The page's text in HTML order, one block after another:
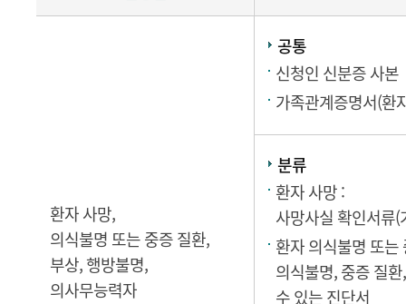
환자 사망,
의식불명 또는 중증 질환,
부상, 행방불명,
의사무능력자
공통
신청인 신분증 사본
가족관계증명서(환
분류
환자 사망 :
사망사실 확인서류
환자 의식불명 또는
의식불명, 중증 질
수 있는 진단서